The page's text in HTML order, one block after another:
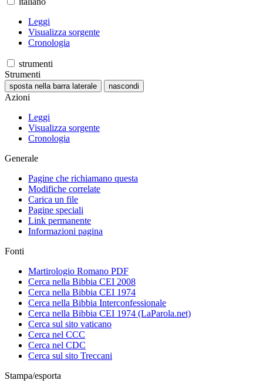
Leggi
Visualizza sorgente
Cronologia
strumenti
Strumenti
sposta nella barra laterale nascondi
Azioni
Leggi
Visualizza sorgente
Cronologia
Generale
Pagine che richiamano questa
Modifiche correlate
Carica un file
Pagine speciali
Link permanente
Informazioni pagina
Fonti
Martirologio Romano PDF
Cerca nella Bibbia CEI 2008
Cerca nella Bibbia CEI 1974
Cerca nella Bibbia Interconfessionale
Cerca nella Bibbia CEI 1974 (LaParola.net)
Cerca sul sito vaticano
Cerca nel CCC
Cerca nel CDC
Cerca sul sito Treccani
Stampa/esporta